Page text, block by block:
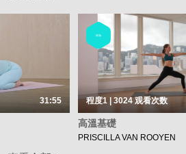
31:55
瑜伽
程度1 | 3024 观看次数
高溫基礎
PRISCILLA VAN ROOYEN